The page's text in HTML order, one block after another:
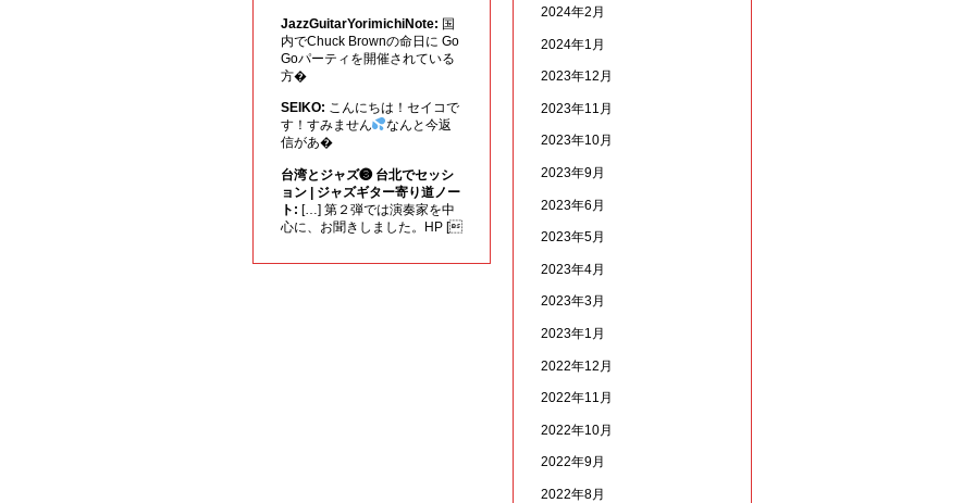
JazzGuitarYorimichiNote: 国
内でChuck Brownの命日に Go
Goパーティを開催されている
方�
SEIKO: こんにちは！セイコで
す！すみません
なんと今返
信があ�
台湾とジャズ❸ 台北でセッシ
ョン | ジャズギター寄り道ノー
ト: […] 第２弾では演奏家を中
心に、お聞きしました。HP [
2024年2月
2024年1月
2023年12月
2023年11月
2023年10月
2023年9月
2023年6月
2023年5月
2023年4月
2023年3月
2023年1月
2022年12月
2022年11月
2022年10月
2022年9月
2022年8月